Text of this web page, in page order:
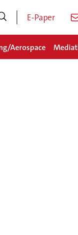
E-Paper
Aerospace